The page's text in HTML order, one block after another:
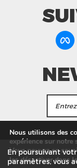
Nos Magasins
En poursuivant
paramètres, vous
Nous utilisons des
expérience sur notre
Vous pouvez en
les désactiver dans